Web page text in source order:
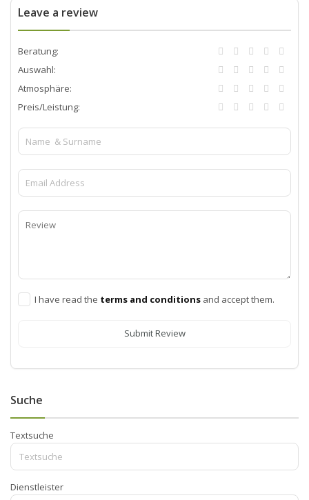
Leave a review
Beratung:
Auswahl:
Atmosphäre:
Preis/Leistung:
I have read the terms and conditions and accept them.
Submit Review
Suche
Textsuche
Dienstleister